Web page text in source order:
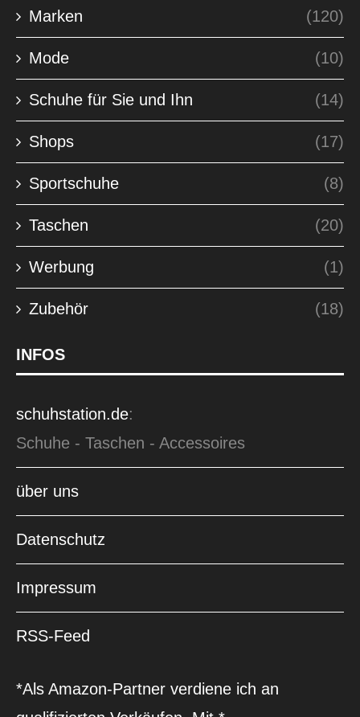
Marken (120)
Mode (10)
Schuhe für Sie und Ihn (14)
Shops (17)
Sportschuhe (8)
Taschen (20)
Werbung (1)
Zubehör (18)
INFOS
schuhstation.de:
Schuhe - Taschen - Accessoires
über uns
Datenschutz
Impressum
RSS-Feed
*Als Amazon-Partner verdiene ich an